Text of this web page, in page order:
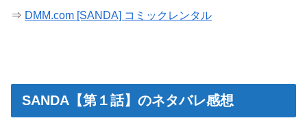
⇒ DMM.com [SANDA] コミックレンタル
SANDA【第１話】のネタバレ感想